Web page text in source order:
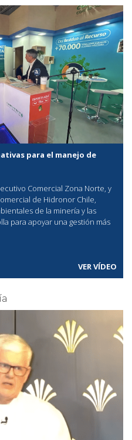
para el manejo de
Comercial Zona Norte, y
de Hidronor Chile,
de la minería y las
para apoyar una gestión más
VER VÍDEO